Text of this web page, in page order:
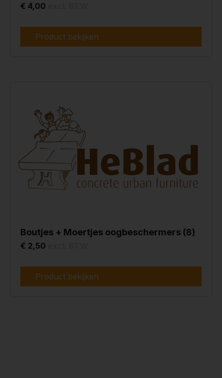
€ 4,00
Product bekijken
Boutjes + Moertjes oogbeschermers (8)
€ 2,50
Product bekijken